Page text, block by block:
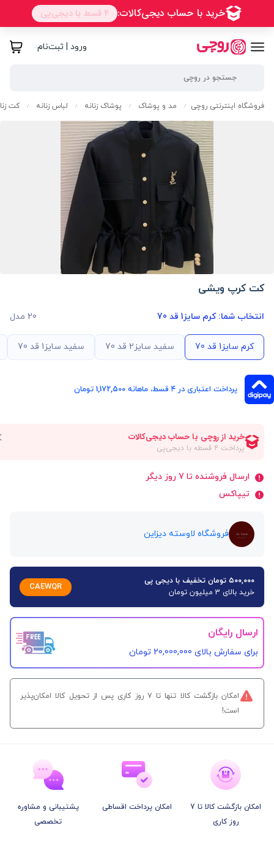
ورود | ثبت‌نام
فروشگاه اینترنتی روچی / مد و پوشاک / پوشاک زنانه / لباس زنانه / کت
کت کرپ ویشی
انتخاب شما:کرم سایز1 قد 70 20 مدل
کرم سایز1 قد 70 سفید سایز2 قد 70 سفید سایز1 قد 70
پرداخت اعتباری در ۴ قسط، ماهانه 1,172,500 تومان
ارسال فروشنده تا 7 روز دیگر
تیپاکس
فروشگاه لاوسته دیزاین
۵۰۰,۰۰۰ تومان تخفیف با دیجی پی
خرید بالای 3 میلیون تومان
CAEWQR
ارسال رایگان
برای سفارش‌ بالای 20,000,000 تومان
امکان بازگشت کالا تنها تا ۷ روز کاری پس از تحویل کالا امکان‌پذیر
است!
امکان بازگشت کالا تا 7
روز کاری
امکان پرداخت اقساطی
پشتیبانی و مشاوره
تخصصی